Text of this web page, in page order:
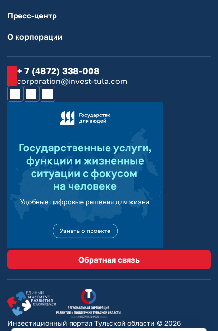
Пресс-центр
О корпорации
+ 7 (4872) 338-008
corporation@invest-tula.com
Обратная связь
Инвестиционный портал Тульской области © 2026